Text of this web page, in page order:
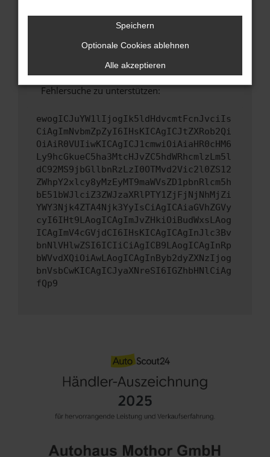
Wende dich an den Webseitenbetreiber.
hast, kontaktiere uns bitte. Wir werden
versuchen, das Problem zu beheben. Du kannst
uns diesen Text schicken, um uns bei der
Fehlersuche zu unterstützen:
ewogICJuYW1lIjogIk5ldHdvcmtFcnJvciIs
CiAgImNvbmZpZyI6IHsKICAgICJtZXRob2Qi
OiAiR0VUIiwKICAgICJ1cmwiOiAiaHR0cHM6
Ly9hcGkueC5ha3MtcHJvZC5hdWRhcmlzLm5l
dC92MS9jbGllbnRzLzI0OTMvd2Vic2l0ZS12
ZWhpY2xlcy8yMzEyMT9maWVsZD1pbnRlcm5h
bE51bWJlciZ3ZWJzaXRlPTY1ZjFjNjNhMjZi
YWY3Njk4ZTA4Njk3YyIsCiAgICAiaGVhZGVy
cyI6IHt9LAogICAgImJvZHkiOiBudWxsLAog
ICAgImV4cGVjdCI6IHsKICAgICAgInJlc3Bv
bnNlVHlwZSI6ICIiCiAgICB9LAogICAgInRp
bWVvdXQiOiAwLAogICAgInByb2dyZXNzIjog
bnVsbCwKICAgICJyaXNreSI6IGZhbHNlCiAg
fQp9
Speichern
Optionale Cookies ablehnen
Alle akzeptieren